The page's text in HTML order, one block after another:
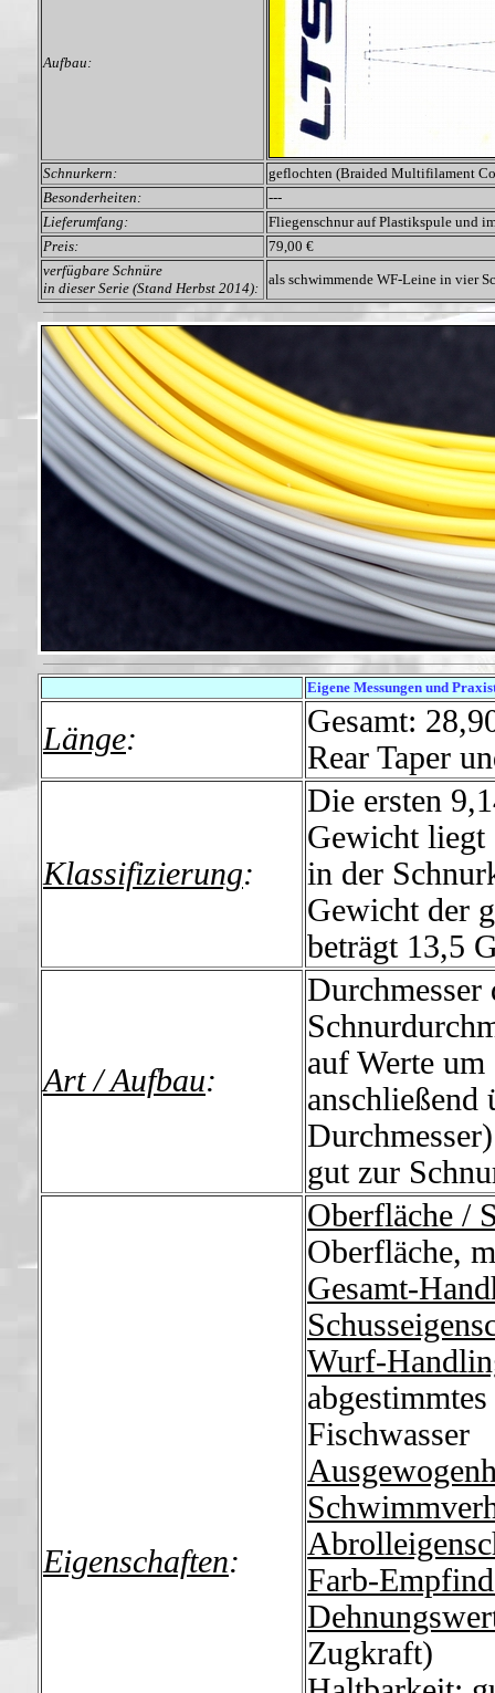
Aufbau:
Schnurkern:
geflochten (Braided Multifilament
Besonderheiten:
---
Lieferumfang:
Fliegenschnur auf Plastikspule und
Preis:
79,00 €
verfügbare Schnüre
in dieser Serie (Stand Herbst 2014):
als schwimmende WF-Leine in vier
Eigene Messungen und
Länge:
Gesamt:
Rear Taper
Klassifizierung:
Die ersten
Gewicht liegt
in der
Gewicht der
beträgt 13,5
Art / Aufbau:
auf Werte
gut zur
Eigenschaften:
Oberfläche /
Oberfläche,
Gesamt-
Wurf-
Fischwasser
Farb-
Zugkraft)